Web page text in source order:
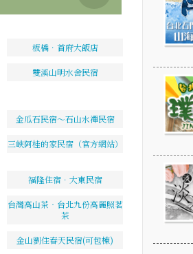
板橋．首府大飯店
雙溪山明水舍民宿
金瓜石民宿～石山水禪民宿
三峽阿桂的家民宿（官方網站）
福隆住宿．大東民宿
台灣高山茶‧台北九份高麗照茗
茶
金山劉住春天民宿(可包棟)